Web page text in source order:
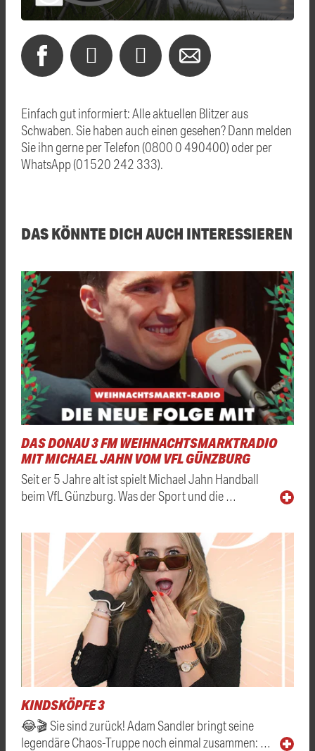
Einfach gut informiert: Alle aktuellen Blitzer aus
Schwaben. Sie haben auch einen gesehen? Dann melden
Sie ihn gerne per Telefon (0800 0 490400) oder per
WhatsApp (01520 242 333).
DAS KÖNNTE DICH AUCH INTERESSIEREN
DAS DONAU 3 FM WEIHNACHTSMARKTRADIO
MIT MICHAEL JAHN VOM VFL GÜNZBURG
Seit er 5 Jahre alt ist spielt Michael Jahn Handball
beim VfL Günzburg. Was der Sport und die …
KINDSKÖPFE 3
😂🎬 Sie sind zurück! Adam Sandler bringt seine
legendäre Chaos-Truppe noch einmal zusammen: …